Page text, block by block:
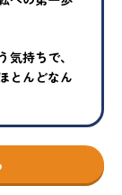
持ちで、
とんどなん